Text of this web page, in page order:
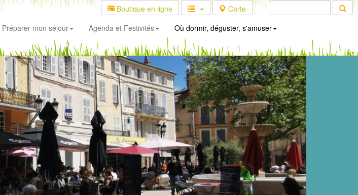
Boutique en ligne
Carte
Préparer mon séjour Agenda et Festivités Où dormir, déguster, s'amuser